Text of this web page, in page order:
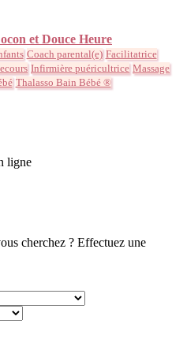
et Douce Heure
Coach parental(e) Facilitatrice
Infirmière puéricultrice Massage
Thalasso Bain Bébé ®
ligne
cherchez ? Effectuez une